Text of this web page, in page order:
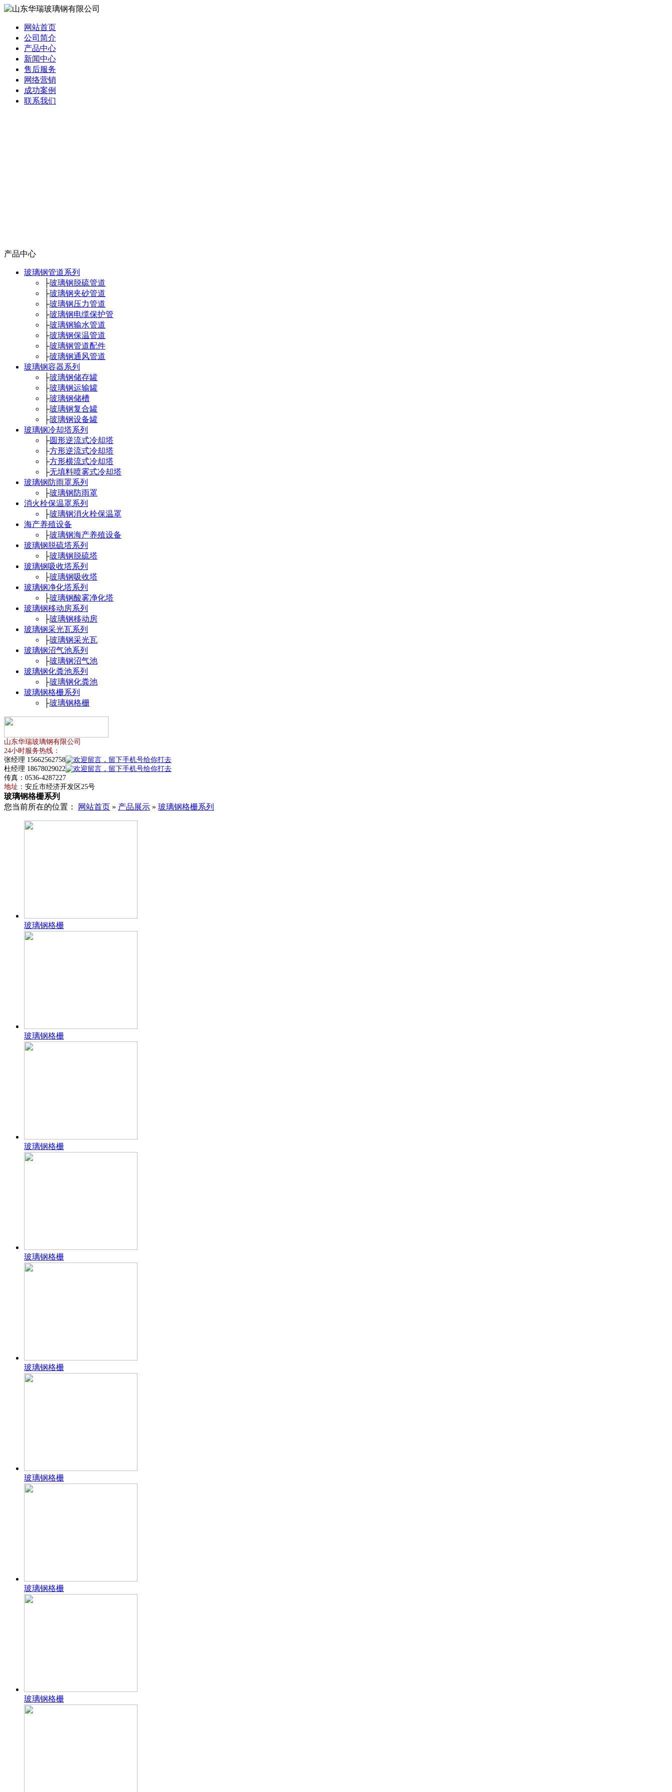
网站首页
公司简介
产品中心
新闻中心
售后服务
网络营销
成功案例
联系我们
产品中心
玻璃钢管道系列
├玻璃钢脱硫管道
├玻璃钢夹砂管道
├玻璃钢压力管道
├玻璃钢电缆保护管
├玻璃钢输水管道
├玻璃钢保温管道
├玻璃钢管道配件
├玻璃钢通风管道
玻璃钢容器系列
├玻璃钢储存罐
├玻璃钢运输罐
├玻璃钢储槽
├玻璃钢复合罐
├玻璃钢设备罐
玻璃钢冷却塔系列
├圆形逆流式冷却塔
├方形逆流式冷却塔
├方形横流式冷却塔
├无填料喷雾式冷却塔
玻璃钢防雨罩系列
├玻璃钢防雨罩
消火栓保温罩系列
├玻璃钢消火栓保温罩
海产养殖设备
├玻璃钢海产养殖设备
玻璃钢脱硫塔系列
├玻璃钢脱硫塔
玻璃钢吸收塔系列
├玻璃钢吸收塔
玻璃钢净化塔系列
├玻璃钢酸雾净化塔
玻璃钢移动房系列
├玻璃钢移动房
玻璃钢采光瓦系列
├玻璃钢采光瓦
玻璃钢沼气池系列
├玻璃钢沼气池
玻璃钢化粪池系列
├玻璃钢化粪池
玻璃钢格栅系列
├玻璃钢格栅
山东华瑞玻璃钢有限公司
24小时服务热线：
张经理 15662562758
杜经理 18678029022
传真：0536-4287227
地址： 安丘市经济开发区25号
玻璃钢格栅系列
您当前所在的位置：
网站首页 » 产品展示 » 玻璃钢格栅系列
玻璃钢格栅
玻璃钢格栅
玻璃钢格栅
玻璃钢格栅
玻璃钢格栅
玻璃钢格栅
玻璃钢格栅
玻璃钢格栅